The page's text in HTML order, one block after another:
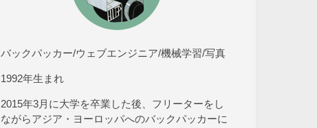
バックパッカー/ウェブエンジニア/機械学習/写真
1992年生まれ
2015年3月に大学を卒業した後、フリーターをし
ながらアジア・ヨーロッパへのバックパッカーに